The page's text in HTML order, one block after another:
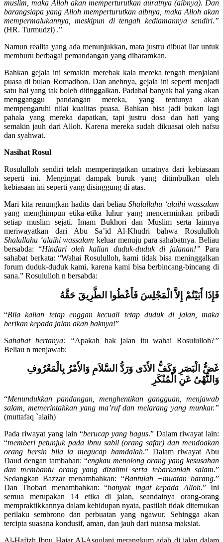
dan cacat). Karena siapa yang memperturutkan aurat sesama
muslim, maka Alloh akan memperturutkan auratnya (aibnya). Dan
barangsiapa yang Alloh memperturutkan aibnya, maka Alloh akan
mempermalukannya, meskipun di tengah kediamannya sendiri.”
Namun realita yang ada menunjukkan, mata justru dibuat liar untuk
Bahkan gejala ini semakin merebak kala mereka tengah menjalani
puasa di bulan Romadhon. Dan anehnya, gejala ini seperti menjadi
satu hal yang tak boleh ditinggalkan. Padahal banyak hal yang akan
mengganggu pandangan mereka, yang tentunya akan
mempengaruhi nilai kualitas puasa. Bahkan bisa jadi bukan lagi
pahala yang mereka dapatkan, tapi justru dosa dan hati yang
semakin jauh dari Alloh. Karena mereka sudah dikuasai oleh nafsu
Rosululloh sendiri telah memperingatkan umatnya dari kebiasaan
seperti ini. Mengingat dampak buruk yang ditimbulkan oleh
Mari kita renungkan hadits dari beliauShalallahu ‘alaihi wassalam
yang menghimpun etika-etika luhur yang mencerminkan pribadi
setiap muslim sejati. Imam Bukhori dan Muslim serta lainnya
meriwayatkan dari Abu Sa’id Al-Khudri bahwa Rosululloh
Shalallahu ‘alaihi wassalamkeluar menuju para sahabatnya. Beliau
bersabda: “Hindari oleh kalian duduk-duduk di jalanan!”Para
sahabat berkata: “Wahai Rosululloh, kami tidak bisa meninggalkan
forum duduk-duduk kami, karena kami bisa berbincang-bincang di
sana.” Rosululloh n bersabda:
فَإِذَا أَبَيْتُمْ إِلاَّ الْمَجْلِسَ فَأَعْطُوا الطَّرِيقَ حَقَّهُ
“Bila kalian tetap enggan kecuali tetap duduk di jalan, maka
Sahabat bertanya: “
غَضُّ الْبَصَرِ وَكَفُّ الأَذَى وَرَدُّ السَّلاَمِ وَالأَمْرُ بِالْمَعْرُوفِ
وَالنَّهْىُ عَنِ الْمُنْكَرِ
“Menundukkan pandangan, menghentikan gangguan, menjawab
salam, memerintahkan yang ma’ruf dan melarang yang munkar.”
Pada riwayat yang lain “berucap yang bagus.” Dalam riwayat lain:
“memberi petunjuk pada ibnu sabil (orang safar) dan mendoakan
orang bersin bila ia megucap hamdalah.” Dalam riwayat Abu
Daud dengan tambahan: “engkau menolong orang yang kesusahan
dan membantu orang yang dizalimi serta tebarkanlah salam.”
Sedangkan Bazzar menambahkan: “Bantulah +muatan barang.”
Dan Thobari menambahkan: “banyak ingat kepada Alloh.” Ini
semua merupakan 14 etika di jalan, seandainya orang-orang
mempraktikkannya dalam kehidupan nyata, pastilah tidak ditemukan
perilaku sembrono dan perbuatan yang ngawur. Sehingga akan